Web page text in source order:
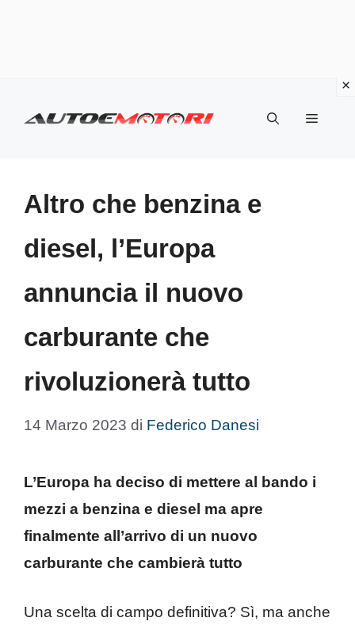
Menu
Altro che benzina e
diesel, l’Europa
annuncia il nuovo
carburante che
rivoluzionerà tutto
14 Marzo 2023 di Federico Danesi
L’Europa ha deciso di mettere al bando i
mezzi a benzina e diesel ma apre
finalmente all’arrivo di un nuovo
carburante che cambierà tutto
Una scelta di campo definitiva? Sì, ma anche